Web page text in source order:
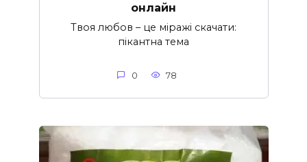
онлайн
Твоя любов – це міражі скачати:
пікантна тема
0 78